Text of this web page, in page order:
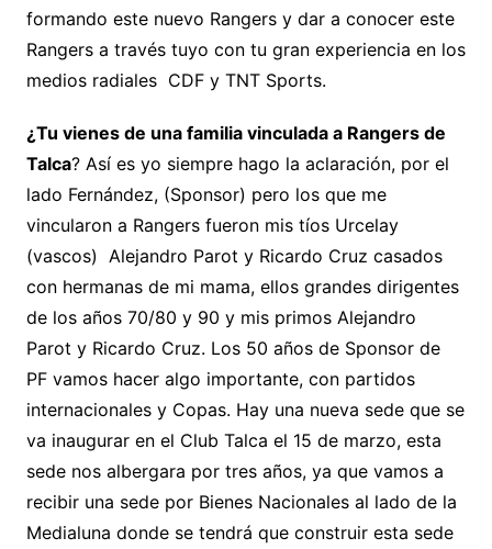
formando este nuevo Rangers y dar a conocer este
Rangers a través tuyo con tu gran experiencia en los
medios radiales CDF y TNT Sports.
¿Tu vienes de una familia vinculada a Rangers de
Talca? Así es yo siempre hago la aclaración, por el
lado Fernández, (Sponsor) pero los que me
vincularon a Rangers fueron mis tíos Urcelay
(vascos) Alejandro Parot y Ricardo Cruz casados
con hermanas de mi mama, ellos grandes dirigentes
de los años 70/80 y 90 y mis primos Alejandro
Parot y Ricardo Cruz. Los 50 años de Sponsor de
PF vamos hacer algo importante, con partidos
internacionales y Copas. Hay una nueva sede que se
va inaugurar en el Club Talca el 15 de marzo, esta
sede nos albergara por tres años, ya que vamos a
recibir una sede por Bienes Nacionales al lado de la
Medialuna donde se tendrá que construir esta sede